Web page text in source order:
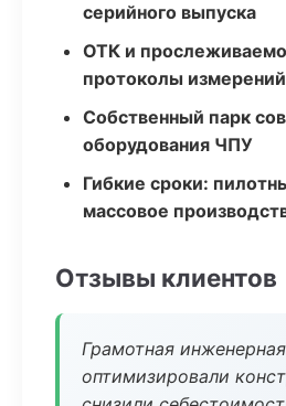
серийного выпуска
ОТК и
протоколы измерений
Собственный парк
оборудования ЧПУ
Гибкие сроки:
массовое
Отзывы клиентов
Грамотная
оптимизировали